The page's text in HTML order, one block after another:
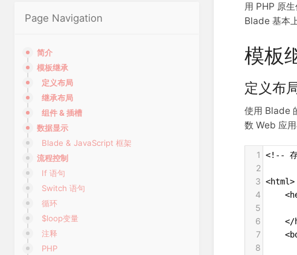
用 PHP 原
Blade 基本
模板
定义布
使用 Blade
数 Web 应
1 <!--
2
3 <html>
4
5
6
</
7
8
Page Navigation
简介
模板继承
定义布局
继承布局
组件 & 插槽
数据显示
Blade & JavaScript 框架
流程控制
If 语句
Switch 语句
循环
$loop变量
注释
PHP